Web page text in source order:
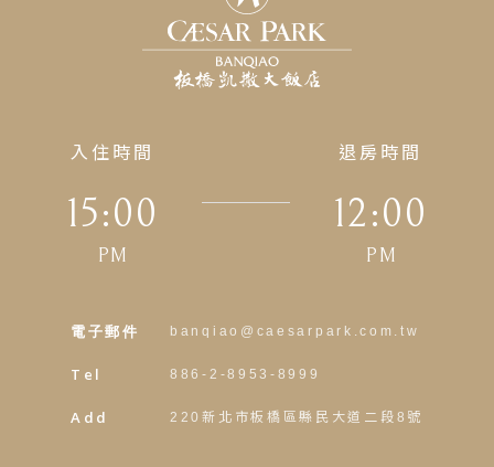
入住時間
15:00
PM
退房時間
12:00
PM
電子郵件 banqiao@caesarpark.com.tw
Tel 886-2-8953-8999
Add 220新北市板橋區縣民大道二段8號